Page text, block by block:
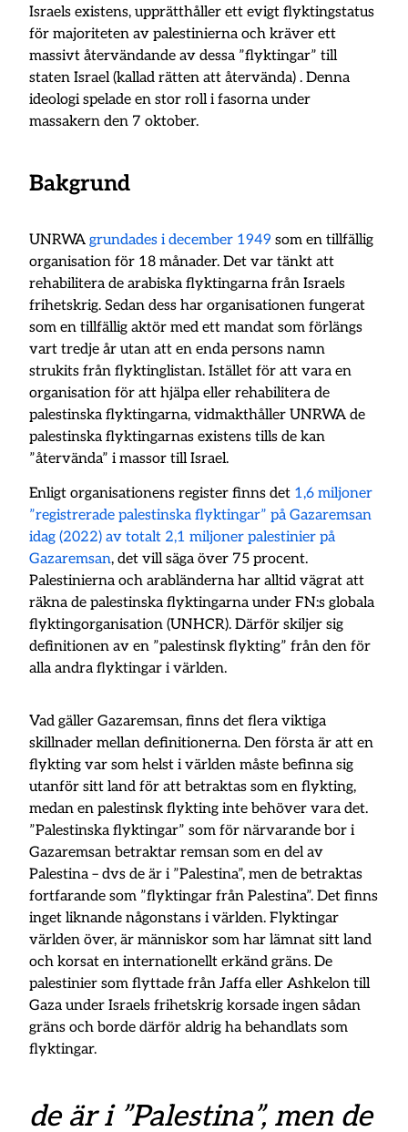
Israels existens, upprätthåller ett evigt flyktingstatus
för majoriteten av palestinierna och kräver ett
massivt återvändande av dessa ”flyktingar” till
staten Israel (kallad rätten att återvända) . Denna
ideologi spelade en stor roll i fasorna under
massakern den 7 oktober.
Bakgrund
UNRWAgrundades i december 1949 som en tillfällig
organisation för 18 månader. Det var tänkt att
rehabilitera de arabiska flyktingarna från Israels
frihetskrig. Sedan dess har organisationen fungerat
som en tillfällig aktör med ett mandat som förlängs
vart tredje år utan att en enda persons namn
strukits från flyktinglistan. Istället för att vara en
organisation för att hjälpa eller rehabilitera de
palestinska flyktingarna, vidmakthåller UNRWA de
palestinska flyktingarnas existens tills de kan
”återvända” i massor till Israel.
Enligt organisationens register finns det 1,6 miljoner
”registrerade palestinska flyktingar” på Gazaremsan
idag (2022) av totalt 2,1 miljoner palestinier på
Gazaremsan, det vill säga över 75 procent.
Palestinierna och arabländerna har alltid vägrat att
räkna de palestinska flyktingarna under FN:s globala
flyktingorganisation (UNHCR). Därför skiljer sig
definitionen av en ”palestinsk flykting” från den för
alla andra flyktingar i världen.
Vad gäller Gazaremsan, finns det flera viktiga
skillnader mellan definitionerna. Den första är att en
flykting var som helst i världen måste befinna sig
utanför sitt land för att betraktas som en flykting,
medan en palestinsk flykting inte behöver vara det.
”Palestinska flyktingar” som för närvarande bor i
Gazaremsan betraktar remsan som en del av
Palestina – dvs de är i ”Palestina”, men de betraktas
fortfarande som ”flyktingar från Palestina”. Det finns
inget liknande någonstans i världen. Flyktingar
världen över, är människor som har lämnat sitt land
och korsat en internationellt erkänd gräns. De
palestinier som flyttade från Jaffa eller Ashkelon till
Gaza under Israels frihetskrig korsade ingen sådan
gräns och borde därför aldrig ha behandlats som
flyktingar.
de är i ”Palestina”, men de